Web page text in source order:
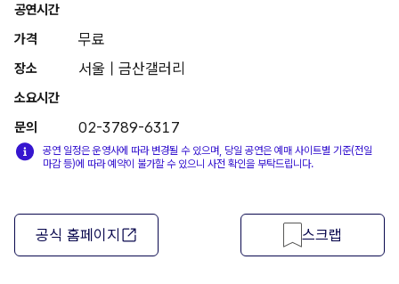
공연시간
가격
무료
장소 서울 | 금산갤러리
소요시간
문의
02-3789-6317
공연 일정은 운영사에 따라 변경될 수 있으며, 당일 공연은 예매 사이트별 기준(전일
마감 등)에 따라 예약이 불가할 수 있으니 사전 확인을 부탁드립니다.
공식 홈페이지 스크랩